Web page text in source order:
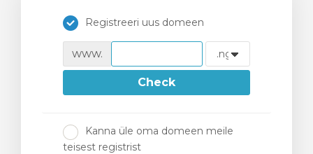
Registreeri uus domeen
www.
Check
Kanna üle oma domeen meile
teisest registrist